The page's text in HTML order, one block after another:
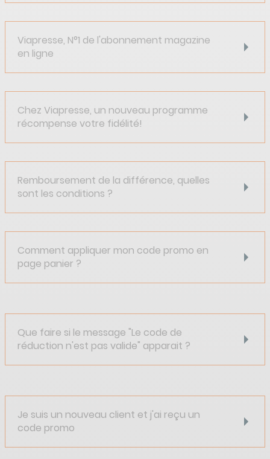
Viapresse, N°1 de l'abonnement magazine
en ligne
Chez Viapresse, un nouveau programme
récompense votre fidélité!
Remboursement de la différence, quelles
sont les conditions ?
Comment appliquer mon code promo en
page panier ?
Que faire si le message "Le code de
réduction n'est pas valide" apparait ?
Je suis un nouveau client et j'ai reçu un
code promo